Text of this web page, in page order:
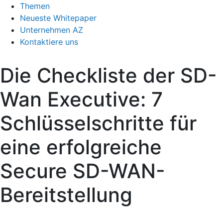
Themen
Neueste Whitepaper
Unternehmen AZ
Kontaktiere uns
Die Checkliste der SD-
Wan Executive: 7
Schlüsselschritte für
eine erfolgreiche
Secure SD-WAN-
Bereitstellung